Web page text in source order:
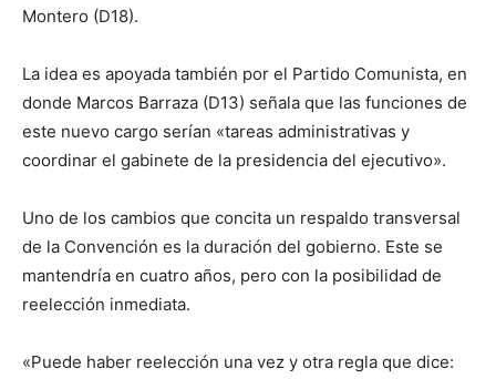
Montero (D18).
La idea es apoyada también por el Partido Comunista, en
donde Marcos Barraza (D13) señala que las funciones de
este nuevo cargo serían «tareas administrativas y
coordinar el gabinete de la presidencia del ejecutivo».
Uno de los cambios que concita un respaldo transversal
de la Convención es la duración del gobierno. Este se
mantendría en cuatro años, pero con la posibilidad de
reelección inmediata.
«Puede haber reelección una vez y otra regla que dice: